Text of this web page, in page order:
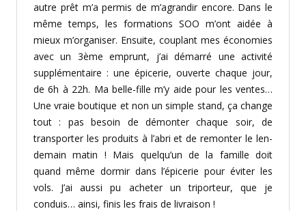
autre prêt m’a permis de m’agrandir encore. Dans le
même temps, les formations SOO m’ont aidée à
mieux m’organiser. Ensuite, couplant mes économies
avec un 3ème emprunt, j’ai démarré une activité
supplémentaire : une épicerie, ou­verte chaque jour,
de 6h à 22h. Ma belle-fille m’y aide pour les ventes…
Une vraie boutique et non un simple stand, ça change
tout : pas besoin de démonter chaque soir, de
transpor­ter les produits à l’abri et de remonter le len­
demain matin ! Mais quelqu’un de la famille doit
quand même dormir dans l’épicerie pour éviter les
vols. J’ai aussi pu acheter un triporteur, que je
conduis… ainsi, finis les frais de livraison !